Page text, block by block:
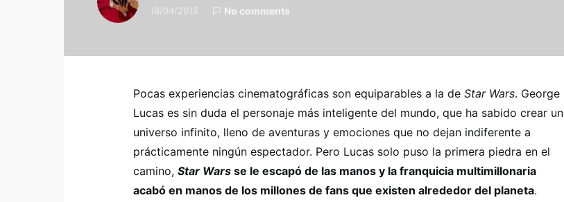
18/04/2015 No comments
Pocas experiencias cinematográficas son equiparables a la de Star Wars. George
Lucas es sin duda el personaje más inteligente del mundo, que ha sabido crear un
universo infinito, lleno de aventuras y emociones que no dejan indiferente a
prácticamente ningún espectador. Pero Lucas solo puso la primera piedra en el
camino, Star Wars se le escapó de las manos y la franquicia multimillonaria
acabó en manos de los millones de fans que existen alrededor del planeta.